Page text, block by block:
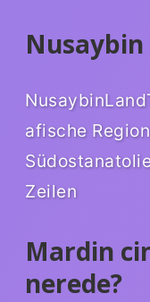
afische
Zeilen
Mardin
nerede?